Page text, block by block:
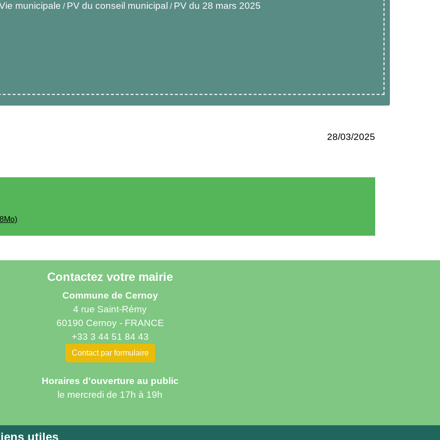
municipale / PV du conseil municipal / PV du 28 mars 2025
28/03/2025
Contactez votre mairie
Commune de Cernoy
4 rue Saint-Rémy
60190 Cernoy - FRANCE
+33 3 44 51 84 43
Contact par formulaire
Horaires d'ouverture au public
le mercredi de 17h à 19h
utiles